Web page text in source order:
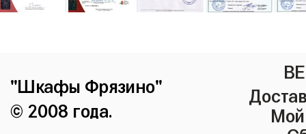
"Шкафы Фрязино"
© 2008 года.